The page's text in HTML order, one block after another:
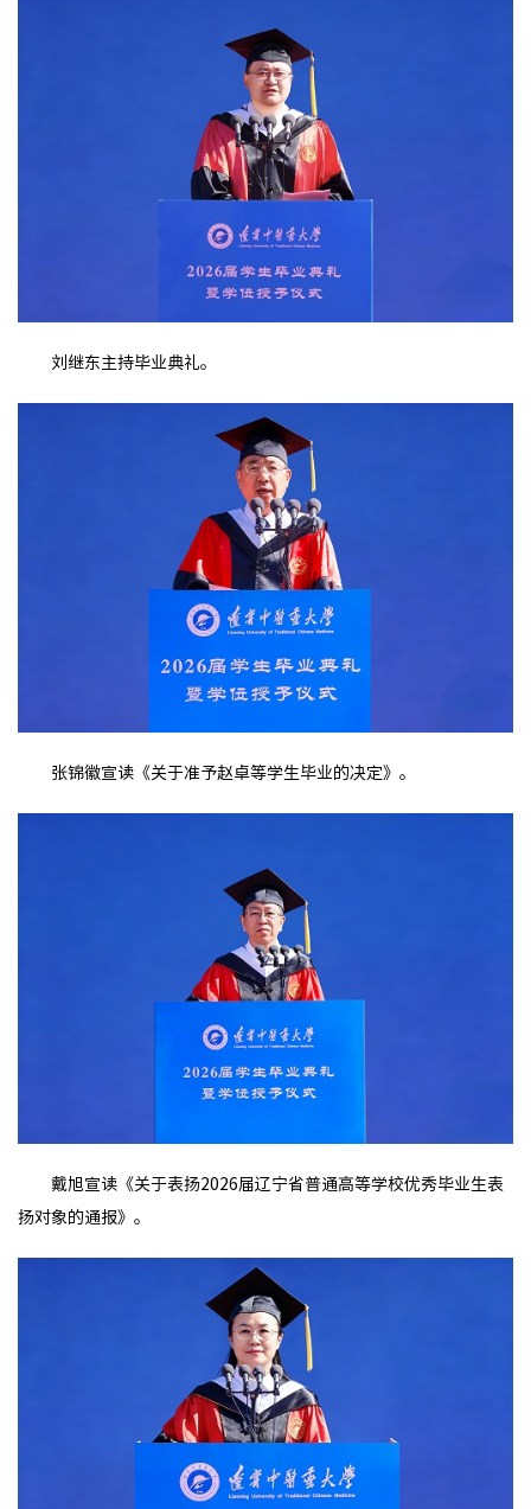
刘继东主持毕业典礼。
张锦徽宣读《关于准予赵卓等学生毕业的决定》。
戴旭宣读《关于表扬2026届辽宁省普通高等学校优秀毕业生表
扬对象的通报》。